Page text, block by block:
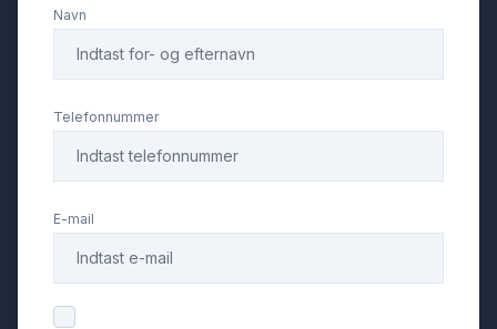
Navn
Telefonnummer
E-mail